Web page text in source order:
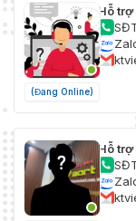
(Đang Online)
Hỗ trợ
Hỗ trợ